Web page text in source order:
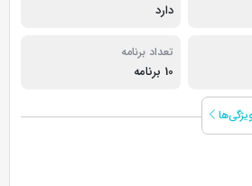
دو مخزن
دارد
تعداد برنامه
10 برنامه